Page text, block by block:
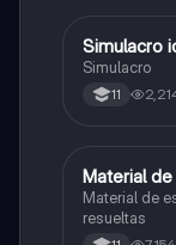
ICFES:
Simulacro
Simulacro
11
ICFES:
Material
Material de
resueltas